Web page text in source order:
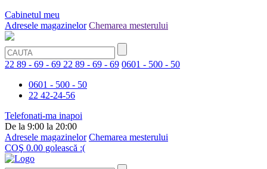
Cabinetul meu
Adresele magazinelor Chemarea mesterului
22 89 - 69 - 69 22 89 - 69 - 69 0601 - 500 - 50
0601 - 500 - 50
22 42-24-56
Telefonati-ma inapoi
De la 9:00 la 20:00
Adresele magazinelor Chemarea mesterului
COŞ 0.00 golească :(